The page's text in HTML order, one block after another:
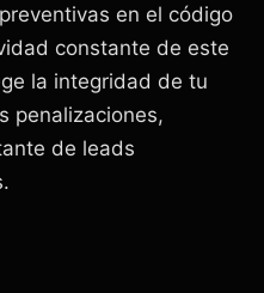
en el código
constante de este
la integridad de tu
penalizaciones,
de leads